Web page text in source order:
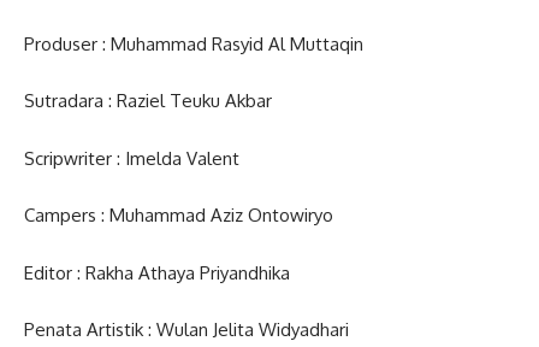
Produser : Muhammad Rasyid Al Muttaqin
Sutradara : Raziel Teuku Akbar
Scripwriter : Imelda Valent
Campers : Muhammad Aziz Ontowiryo
Editor : Rakha Athaya Priyandhika
Penata Artistik : Wulan Jelita Widyadhari